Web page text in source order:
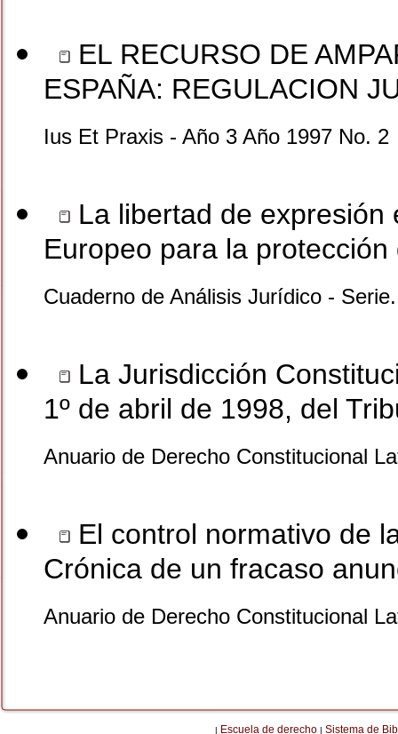
EL RECURSO DE
ESPAÑA: REGULACION
Ius Et Praxis - Año 3 Año 1997 No. 2
La libertad de
Europeo para la
Cuaderno de Análisis Jurídico -
La Jurisdicción
1º de abril de 1998, del
Anuario de Derecho Constitucional
El control normativo de
Crónica de un fracaso
Anuario de Derecho Constitucional
| Escuela de derecho | Sistema de